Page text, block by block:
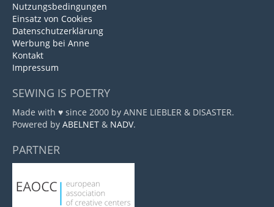
Nutzungsbedingungen
Einsatz von Cookies
Datenschutzerklärung
Werbung bei Anne
Kontakt
Impressum
SEWING IS POETRY
Made with ♥ since 2000 by ANNE LIEBLER & DISASTER.
Powered by ABELNET & NADV.
PARTNER